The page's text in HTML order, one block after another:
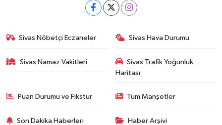
Sivas Nöbetçi Eczaneler Sivas Hava Durumu
Sivas Namaz Vakitleri
Sivas Trafik Yoğunluk
Haritası
Puan Durumu ve Fikstür Tüm Manşetler
Son Dakika Haberleri Haber Arşivi